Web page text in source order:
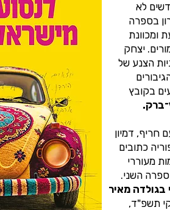
לא
בספרה
ומכוונת
יצחק
הצנע של
בקובץ
חריף, דמיון
כתובים
מעוררי
השני.
בגולדה מאיר
תשפ"ד,